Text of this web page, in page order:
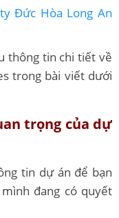
Đức Hòa Long An
thông tin chi tiết về
trong bài viết dưới
trọng của dự
tin dự án để bạn
đang có quyết